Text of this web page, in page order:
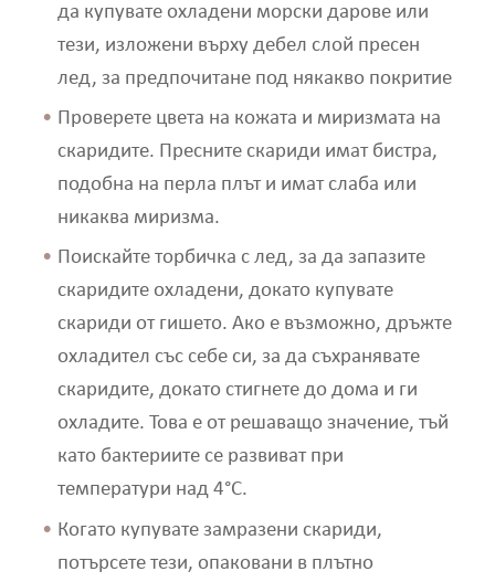
да купувате охладени морски дарове или
тези, изложени върху дебел слой пресен
лед, за предпочитане под някакво покритие
Проверете цвета на кожата и миризмата на
скаридите. Пресните скариди имат бистра,
подобна на перла плът и имат слаба или
никаква миризма.
Поискайте торбичка с лед, за да запазите
скаридите охладени, докато купувате
скариди от гишето. Ако е възможно, дръжте
охладител със себе си, за да съхранявате
скаридите, докато стигнете до дома и ги
охладите. Това е от решаващо значение, тъй
като бактериите се развиват при
температури над 4°C.
Когато купувате замразени скариди,
потърсете тези, опаковани в плътно